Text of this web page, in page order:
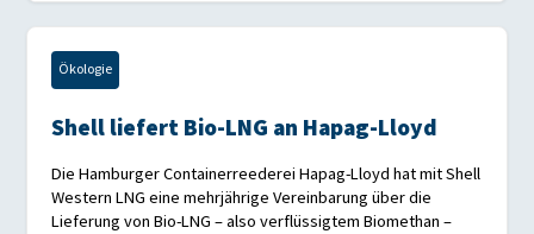
Ökologie
Shell liefert Bio-LNG an Hapag-Lloyd
Die Hamburger Containerreederei Hapag-Lloyd hat mit Shell
Western LNG eine mehrjährige Vereinbarung über die
Lieferung von Bio-LNG – also verflüssigtem Biomethan –